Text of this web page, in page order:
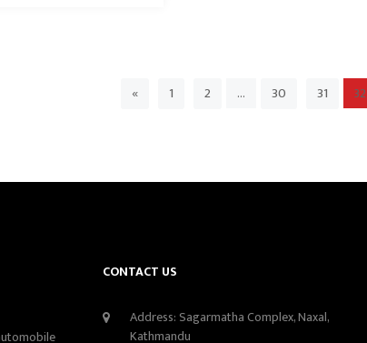
« 1 2 … 30 31 32
CONTACT US
Address: Sagarmatha Complex, Naxal,
Kathmandu